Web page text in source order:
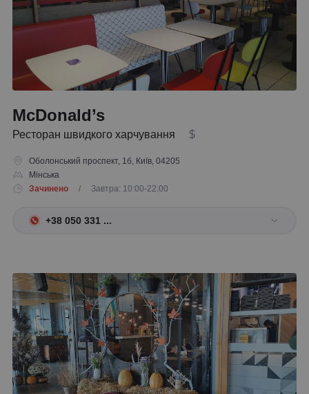
McDonald’s
Ресторан швидкого харчування $
Оболонський проспект, 1б, Київ, 04205
Мінська
Зачинено
/ Завтра: 10:00-22:00
+38 050 331 ...